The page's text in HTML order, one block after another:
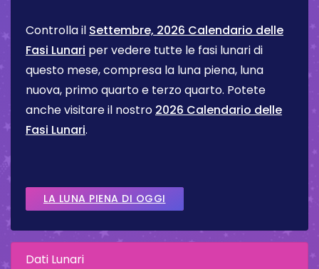
Controlla il Settembre, 2026 Calendario delle
Fasi Lunari per vedere tutte le fasi lunari di
questo mese, compresa la luna piena, luna
nuova, primo quarto e terzo quarto. Potete
anche visitare il nostro 2026 Calendario delle
Fasi Lunari.
LA LUNA PIENA DI OGGI
Dati Lunari